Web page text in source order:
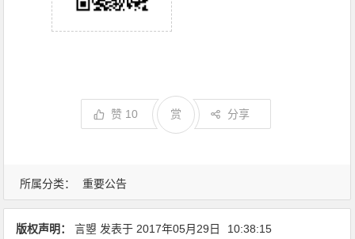
赞 10 分享
赏
所属分类： 重要公告
版权声明： 言曌 发表于 2017年05月29日
10:38:15